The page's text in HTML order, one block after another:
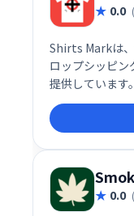
0.0
Shirts Markは
ロップシッピン
提供しています
ャツなどを、
す。在庫管理の
品をお届けし
オリジナルグッ
0.0